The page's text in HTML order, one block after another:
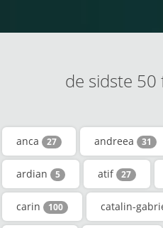
de sidste
anca 27 andreea 31
ardian 5 atif 27
carin 100 catalin-